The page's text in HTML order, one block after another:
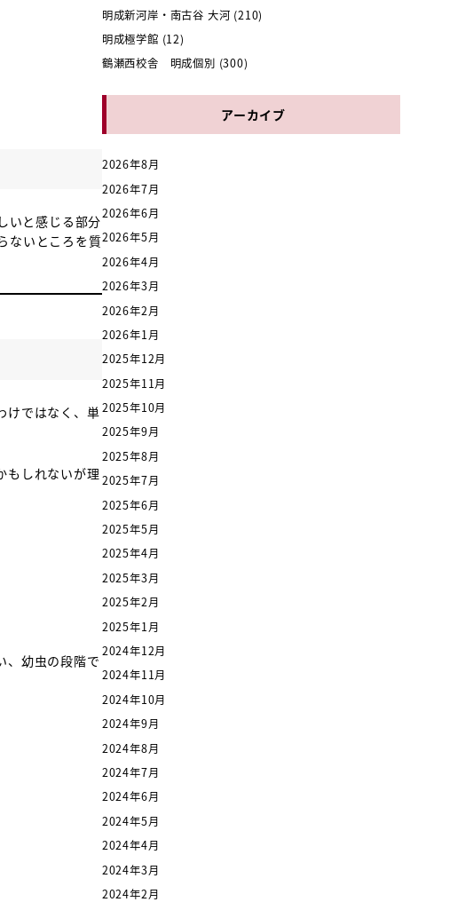
いと感じる部分
ないところを質
けではなく、単
もしれないが理
、幼虫の段階で
明成新河岸・南古谷 大河 (210)
明成極学館 (12)
鶴瀬西校舎 明成個別 (300)
アーカイブ
2026年8月
2026年7月
2026年6月
2026年5月
2026年4月
2026年3月
2026年2月
2026年1月
2025年12月
2025年11月
2025年10月
2025年9月
2025年8月
2025年7月
2025年6月
2025年5月
2025年4月
2025年3月
2025年2月
2025年1月
2024年12月
2024年11月
2024年10月
2024年9月
2024年8月
2024年7月
2024年6月
2024年5月
2024年4月
2024年3月
2024年2月